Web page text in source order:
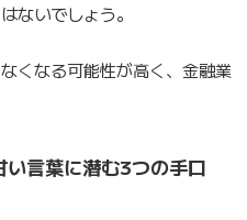
ないでしょう。
くなる可能性が高く、金融業
い言葉に潜む3つの手口